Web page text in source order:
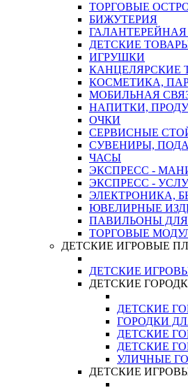
ТОРГОВЫЕ
БИЖУТЕРИЯ
ДЕТСКИЕ
ИГРУШКИ
КАНЦЕЛЯРСКИЕ
КОСМЕТИКА,
МОБИЛЬНАЯ
НАПИТКИ,
ОЧКИ
СЕРВИСНЫЕ
СУВЕНИРЫ,
ЧАСЫ
ЭКСПРЕСС -
ЭКСПРЕСС -
ЭЛЕКТРОНИКА,
ЮВЕЛИРНЫЕ
ПАВИЛЬОНЫ ДЛЯ
ТОРГОВЫЕ
ДЕТСКИЕ ИГРОВЫЕ
ДЕТСКИЕ
ДЕТСКИЕ
ДЕТСКИЕ
ГОРОДКИ
ДЕТСКИЕ
ДЕТСКИЕ
УЛИЧНЫЕ
ДЕТСКИЕ